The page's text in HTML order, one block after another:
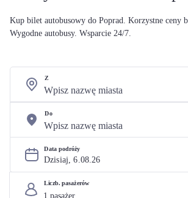
Kup bilet autobusowy do Poprad. Korzystne ceny
Wygodne autobusy. Wsparcie 24/7.
Z
Do
Data podróży
Dzisiaj, 6.08.26
Liczb. pasażerów